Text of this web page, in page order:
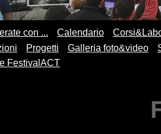
con ... Calendario
Progetti Galleria foto&video
FestivalACT